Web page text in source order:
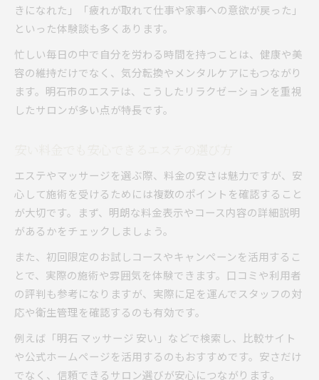
きになれた」「疲れが取れて仕事や家事への意欲が戻った」
といった体験談も多くあります。
忙しい毎日の中で自分を労わる時間を持つことは、健康や美
容の維持だけでなく、気分転換やメンタルケアにもつながり
ます。明石市のエステは、こうしたリラクゼーションを重視
したサロンが多い点が特長です。
エステやマッサージを選ぶ際、料金の安さは魅力ですが、安
心して施術を受けるためには複数のポイントを確認すること
が大切です。まず、明朗な料金表示やコース内容の詳細説明
があるかをチェックしましょう。
また、初回限定のお試しコースやキャンペーンを活用するこ
とで、実際の施術や雰囲気を体験できます。口コミや利用者
の評判も参考になりますが、実際に足を運んでスタッフの対
応や衛生管理を確認するのも有効です。
例えば「明石 マッサージ 安い」などで検索し、比較サイト
や公式ホームページを活用するのもおすすめです。安さだけ
でなく、信頼できるサロン選びが安心につながります。